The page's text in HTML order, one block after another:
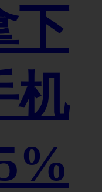
下
机